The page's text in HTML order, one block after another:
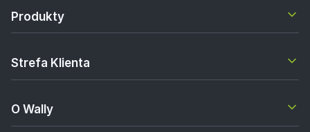
Produkty
Strefa Klienta
O Wally